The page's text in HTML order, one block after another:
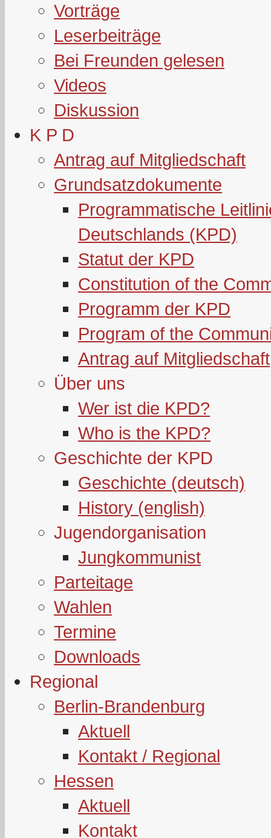
Vorträge
Leserbeiträge
Bei Freunden gelesen
Videos
Diskussion
K P D
Antrag auf Mitgliedschaft
Grundsatzdokumente
Programmatische
Deutschlands (KPD)
Statut der KPD
Constitution of the
Programm der KPD
Program of the
Antrag auf Mitgliedschaft
Über uns
Wer ist die KPD?
Who is the KPD?
Geschichte der KPD
Geschichte (deutsch)
History (english)
Jugendorganisation
Jungkommunist
Parteitage
Wahlen
Termine
Downloads
Regional
Berlin-Brandenburg
Aktuell
Kontakt / Regional
Hessen
Aktuell
Kontakt